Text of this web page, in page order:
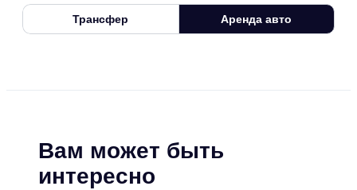
Трансфер Аренда авто
Вам может быть
интересно